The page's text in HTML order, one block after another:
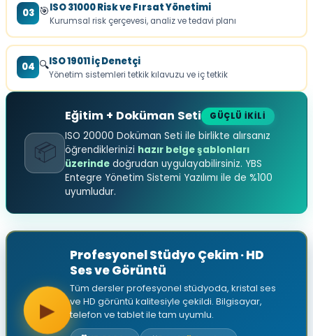
03 🎯ISO 31000 Risk ve Fırsat Yönetimi
Kurumsal risk çerçevesi, analiz ve tedavi planı
04 🔍ISO 19011 İç Denetçi
Yönetim sistemleri tetkik kılavuzu ve iç tetkik
📦
Eğitim + Doküman Seti GÜÇLÜ İKİLİ
ISO 20000 Doküman Seti ile birlikte alırsanız
öğrendiklerinizi hazır belge şablonları
üzerinde doğrudan uygulayabilirsiniz. YBS
Entegre Yönetim Sistemi Yazılımı ile de %100
uyumludur.
▶
Profesyonel Stüdyo Çekim · HD
Ses ve Görüntü
Tüm dersler profesyonel stüdyoda, kristal ses
ve HD görüntü kalitesiyle çekildi. Bilgisayar,
telefon ve tablet ile tam uyumlu.